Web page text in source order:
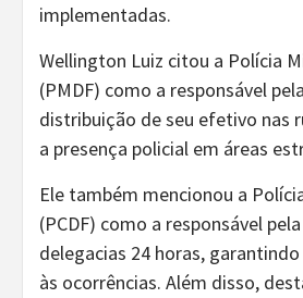
implementadas.
Wellington Luiz citou a Polícia
(PMDF) como a responsável
distribuição de seu efetivo nas
a presença policial em áreas
Ele também mencionou a
(PCDF) como a responsável
delegacias 24 horas,
às ocorrências. Além disso,